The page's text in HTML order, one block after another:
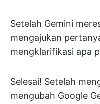
Setelah Gemini
mengajukan
mengklarifikasi apa
Selesai! Setelah
mengubah Google